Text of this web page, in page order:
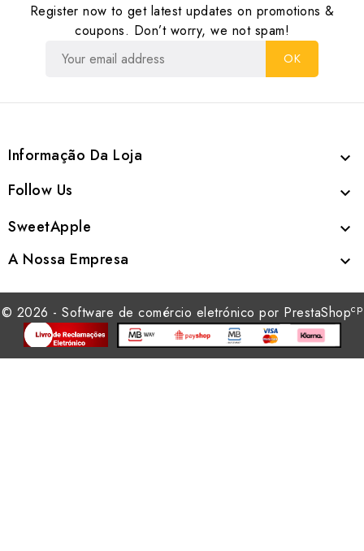
Register now to get latest updates on promotions &
coupons. Don’t worry, we not spam!
Informação Da Loja 
Follow Us 
SweetApple 
A Nossa Empresa 
© 2026 - Software de comércio eletrónico por PrestaShopcp